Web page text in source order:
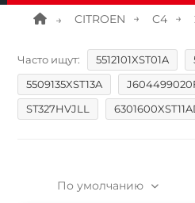
CITROEN C4
Часто ищут: 5512101XST01A
5509135XST13A
ST327HVJLL
По умолчанию